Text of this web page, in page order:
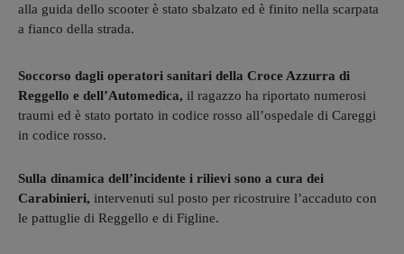
alla guida dello scooter è stato sbalzato ed è finito nella scarpata
a fianco della strada.
Soccorso dagli operatori sanitari della Croce Azzurra di
Reggello e dell’Automedica, il ragazzo ha riportato numerosi
traumi ed è stato portato in codice rosso all’ospedale di Careggi
in codice rosso.
Sulla dinamica dell’incidente i rilievi sono a cura dei
Carabinieri, intervenuti sul posto per ricostruire l’accaduto con
le pattuglie di Reggello e di Figline.